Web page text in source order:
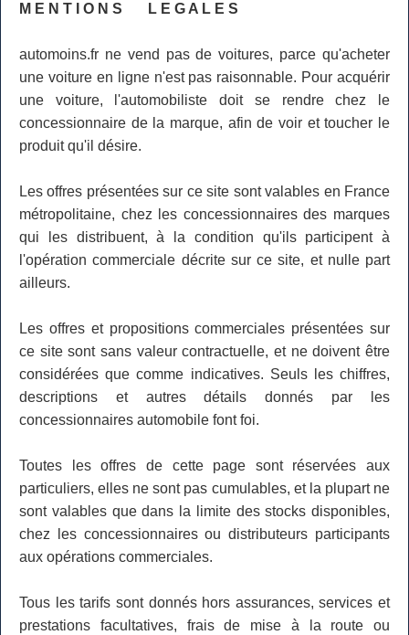
M E N T I O N S L E G A L E S
automoins.fr ne vend pas de voitures, parce qu'acheter
une voiture en ligne n'est pas raisonnable. Pour acquérir
une voiture, l'automobiliste doit se rendre chez le
concessionnaire de la marque, afin de voir et toucher le
produit qu'il désire.
Les offres présentées sur ce site sont valables en France
métropolitaine, chez les concessionnaires des marques
qui les distribuent, à la condition qu'ils participent à
l'opération commerciale décrite sur ce site, et nulle part
ailleurs.
Les offres et propositions commerciales présentées sur
ce site sont sans valeur contractuelle, et ne doivent être
considérées que comme indicatives. Seuls les chiffres,
descriptions et autres détails donnés par les
concessionnaires automobile font foi.
Toutes les offres de cette page sont réservées aux
particuliers, elles ne sont pas cumulables, et la plupart ne
sont valables que dans la limite des stocks disponibles,
chez les concessionnaires ou distributeurs participants
aux opérations commerciales.
Tous les tarifs sont donnés hors assurances, services et
prestations facultatives, frais de mise à la route ou